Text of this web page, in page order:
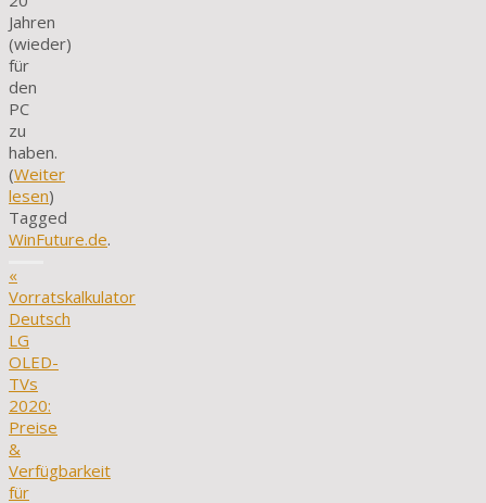
Jahren
(wieder)
für
den
PC
zu
haben.
(Weiter
lesen)
Tagged
WinFuture.de.
«
Vorratskalkulator
Deutsch
LG
OLED-
TVs
2020:
Preise
&
Verfügbarkeit
für